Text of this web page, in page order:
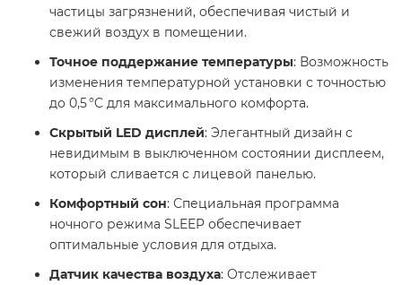
частицы загрязнений, обеспечивая чистый и
свежий воздух в помещении.​
Точное поддержание температуры: Возможность
изменения температурной установки с точностью
до 0,5 °C для максимального комфорта.​
Скрытый LED дисплей: Элегантный дизайн с
невидимым в выключенном состоянии дисплеем,
который сливается с лицевой панелью.
Комфортный сон: Специальная программа
ночного режима SLEEP обеспечивает
оптимальные условия для отдыха.​
Датчик качества воздуха: Отслеживает